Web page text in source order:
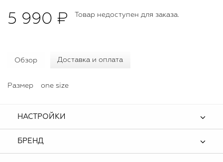
5 990 ₽ Товар недоступен для заказа.
Обзор Доставка и оплата
Размер one size
НАСТРОЙКИ
БРЕНД